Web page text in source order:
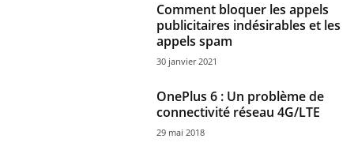
Comment bloquer les appels
publicitaires indésirables et les
appels spam
30 janvier 2021
OnePlus 6 : Un problème de
connectivité réseau 4G/LTE
29 mai 2018